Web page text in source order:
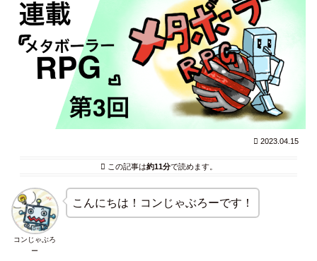
2023.04.15
この記事は約11分で読めます。
コンじゃぶろ
ー
こんにちは！コンじゃぶろーです！